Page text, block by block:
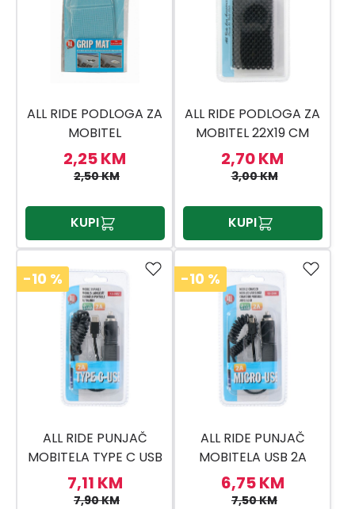
ALL RIDE PODLOGA ZA
MOBITEL
2,25 KM
2,50 KM
KUPI
ALL RIDE PODLOGA ZA
MOBITEL 22X19 CM
2,70 KM
3,00 KM
KUPI
-10 %
ALL RIDE PUNJAČ
MOBITELA TYPE C USB
2A 12/24V
7,11 KM
7,90 KM
-10 %
ALL RIDE PUNJAČ
MOBITELA USB 2A
12/24V
6,75 KM
7,50 KM